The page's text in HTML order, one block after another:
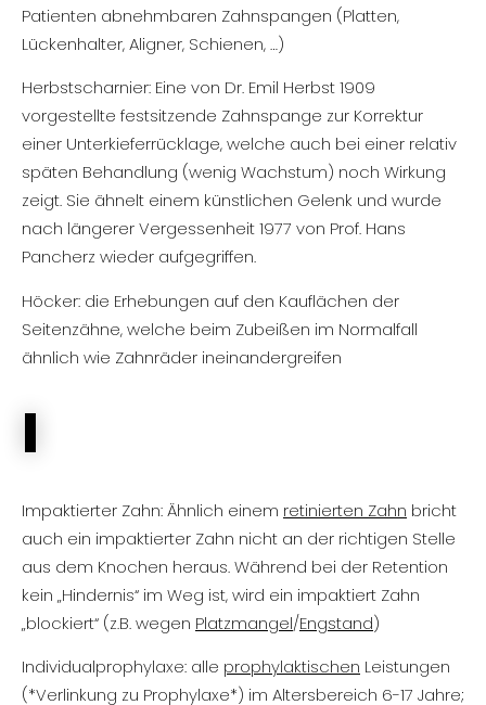
Patienten abnehmbaren Zahnspangen (Platten,
Lückenhalter, Aligner, Schienen, …)
Herbstscharnier: Eine von Dr. Emil Herbst 1909
vorgestellte festsitzende Zahnspange zur Korrektur
einer Unterkieferrücklage, welche auch bei einer relativ
späten Behandlung (wenig Wachstum) noch Wirkung
zeigt. Sie ähnelt einem künstlichen Gelenk und wurde
nach längerer Vergessenheit 1977 von Prof. Hans
Pancherz wieder aufgegriffen.
Höcker: die Erhebungen auf den Kauflächen der
Seitenzähne, welche beim Zubeißen im Normalfall
ähnlich wie Zahnräder ineinandergreifen
I
Impaktierter Zahn: Ähnlich einem retinierten Zahn bricht
auch ein impaktierter Zahn nicht an der richtigen Stelle
aus dem Knochen heraus. Während bei der Retention
kein „Hindernis“ im Weg ist, wird ein impaktiert Zahn
„blockiert“ (z.B. wegen Platzmangel/Engstand)
Individualprophylaxe: alle prophylaktischen Leistungen
(*Verlinkung zu Prophylaxe*) im Altersbereich 6-17 Jahre;